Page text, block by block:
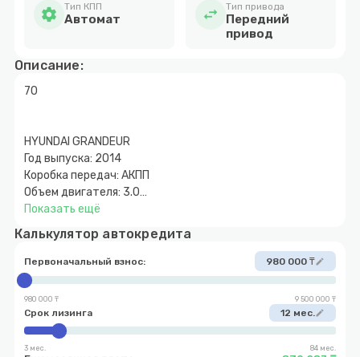
settings Тип КПП
Автомат swap_horiz Тип привода
Передний
привод
Описание:
70
HYUNDAI GRANDEUR
Год выпуска: 2014
Коробка передач: АКПП
Объем двигателя: 3.0
Топливо: Бензин
Цена💰: 9.800.000
Растаможен в Казахстане: Да
Первоначальный взнос: от 10%
* Ждем Вас по адресу: г. Астана, Мангилик-Ел 19/2
Паркинг, нижний ярус
☎️+7 708 501 32 33 Справочная
#автосалон #машины #автомобилиспробегом
Показать ещё
Калькулятор автокредита
Первоначальный взнос: 980 000 ₸edit
980 000 ₸ 9 500 000 ₸
Срок лизинга 12 мес.edit
3 мес. 84 мес.